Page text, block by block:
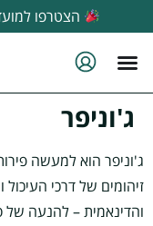
הצטרפו למועדון
ג'וניפר
ג'וניפר הוא למעשה
זיהומים של דרכי
והדינאמית – להנעה של